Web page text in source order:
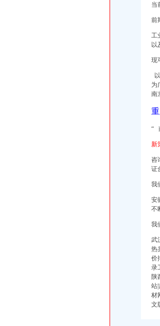
千年果洲牛匠火锅加盟加盟_代理_千年果洲牛匠火锅加盟_
2018北美洲旅游攻略,北美洲自由行攻略,马蜂窝北美洲出游
WTF欧洲德国奥地利10天<国旅欧洲自组团A380四-五星级商
【销售精英月薪2万好简单,重庆守成知识产权代理有限公司
南海桂城大沥平洲工商注册代办营业执照申请一般纳税人-
【诚聘销售精英+产品好+工作自由,重庆守成知识产权代理
淮安搪玻璃设备制造许可证橡胶制品生产许可证代理-钱眼
【英迈吉女装加盟】_加盟费多少钱_加盟电话_代理条件-全
当
前
工
以
现
为
南
重
“
新
咨
证
我
安
不
我
武
热
价
录
陕
站|
材
文